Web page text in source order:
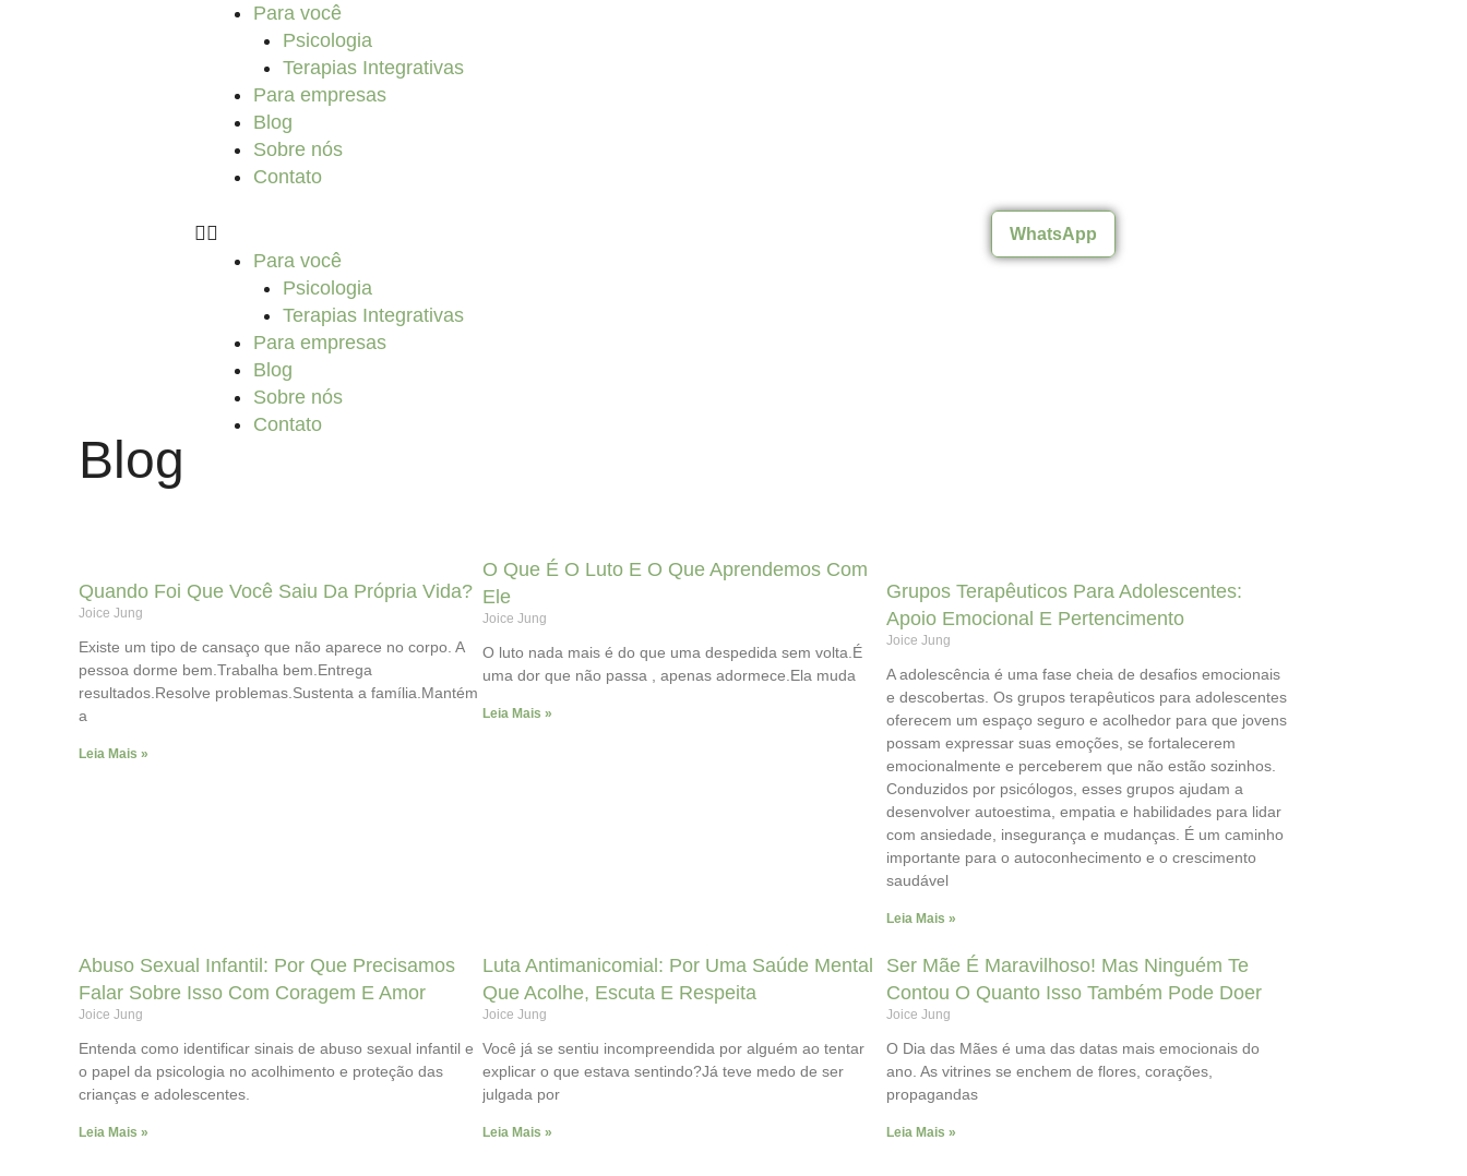
Para você
Psicologia
Terapias Integrativas
Para empresas
Blog
Sobre nós
Contato
Para você
Psicologia
Terapias Integrativas
Para empresas
Blog
Sobre nós
Contato
WhatsApp
Blog
Quando Foi Que Você Saiu Da Própria Vida?
Joice Jung
Existe um tipo de cansaço que não aparece no corpo. A
pessoa dorme bem.Trabalha bem.Entrega
resultados.Resolve problemas.Sustenta a família.Mantém
a
Leia Mais »
O Que É O Luto E O Que Aprendemos Com
Ele
Joice Jung
O luto nada mais é do que uma despedida sem volta.É
uma dor que não passa , apenas adormece.Ela muda
Leia Mais »
Grupos Terapêuticos Para Adolescentes:
Apoio Emocional E Pertencimento
Joice Jung
A adolescência é uma fase cheia de desafios emocionais
e descobertas. Os grupos terapêuticos para adolescentes
oferecem um espaço seguro e acolhedor para que jovens
possam expressar suas emoções, se fortalecerem
emocionalmente e perceberem que não estão sozinhos.
Conduzidos por psicólogos, esses grupos ajudam a
desenvolver autoestima, empatia e habilidades para lidar
com ansiedade, insegurança e mudanças. É um caminho
importante para o autoconhecimento e o crescimento
saudável
Leia Mais »
Abuso Sexual Infantil: Por Que Precisamos
Falar Sobre Isso Com Coragem E Amor
Joice Jung
Entenda como identificar sinais de abuso sexual infantil e
o papel da psicologia no acolhimento e proteção das
crianças e adolescentes.
Leia Mais »
Luta Antimanicomial: Por Uma Saúde Mental
Que Acolhe, Escuta E Respeita
Joice Jung
Você já se sentiu incompreendida por alguém ao tentar
explicar o que estava sentindo?Já teve medo de ser
julgada por
Leia Mais »
Ser Mãe É Maravilhoso! Mas Ninguém Te
Contou O Quanto Isso Também Pode Doer
Joice Jung
O Dia das Mães é uma das datas mais emocionais do
ano. As vitrines se enchem de flores, corações,
propagandas
Leia Mais »